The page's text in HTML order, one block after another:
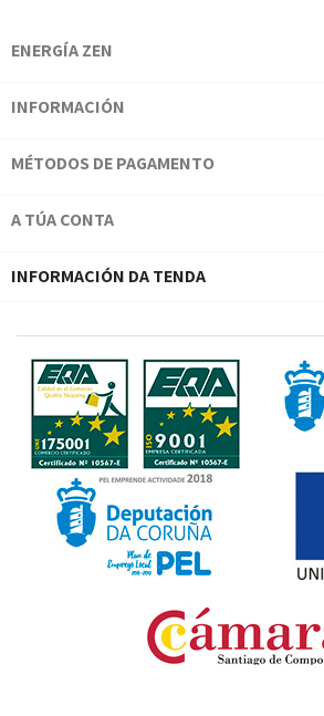
ENERGÍA ZEN
INFORMACIÓN
MÉTODOS DE PAGAMENTO
A TÚA CONTA
INFORMACIÓN DA TENDA